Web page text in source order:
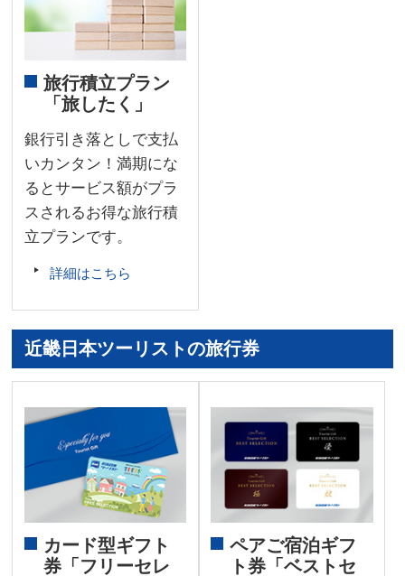
旅行積立プラン
「旅したく」
銀行引き落としで支払
いカンタン！満期にな
るとサービス額がプラ
スされるお得な旅行積
立プランです。
詳細はこちら
近畿日本ツーリストの旅行券
カード型ギフト
券「フリーセレ
ペアご宿泊ギフ
ト券「ベストセ